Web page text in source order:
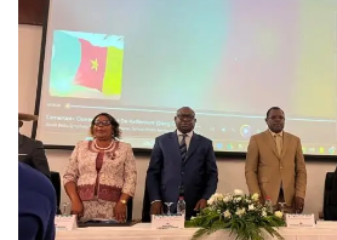
LANGUES